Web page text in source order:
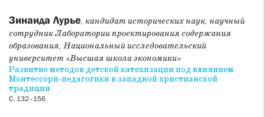
РазделМеждисциплинарные исследования
статьей Л. В. Крошкиной, посвященной
исследовательскому подходу академика С. С. Аверинцева,
и статьей К. П. Обозного, в которой дан анализ
современных траекторий развития историографии
церковно-государственных отношений в СССР в 1943–
1948 годах.
Зинаида Лурье, кандидат исторических наук, научный
сотрудник Лаборатории проектирования содержания
образования, Национальный исследовательский
университет «Высшая школа экономики»
Развитие методов детской катехизации под влиянием
Монтессори-педагогики в западной христианской
традиции
С. 132–156